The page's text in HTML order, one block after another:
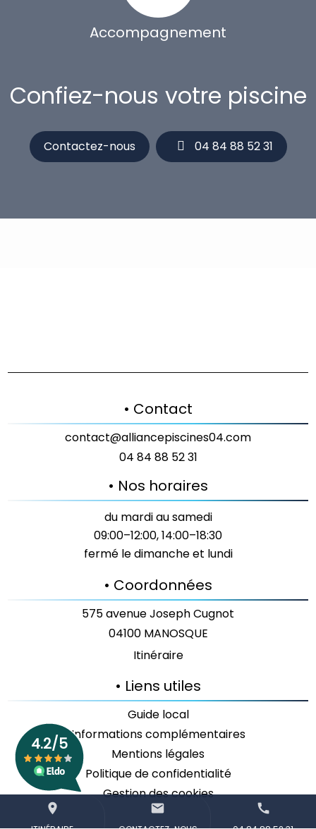
Accompagnement
Confiez-nous votre piscine
Contactez-nous 04 84 88 52 31
place mail call
• Contact
contact@alliancepiscines04.com
04 84 88 52 31
• Nos horaires
du mardi au samedi
09:00–12:00, 14:00–18:30
fermé le dimanche et lundi
• Coordonnées
575 avenue Joseph Cugnot
04100 MANOSQUE
Itinéraire
• Liens utiles
Guide local
Informations complémentaires
Mentions légales
Politique de confidentialité
Gestion des cookies